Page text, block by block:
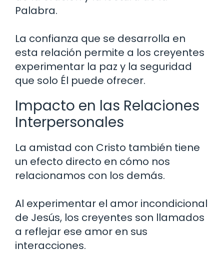
Palabra.
La confianza que se desarrolla en
esta relación permite a los creyentes
experimentar la paz y la seguridad
que solo Él puede ofrecer.
Impacto en las Relaciones
Interpersonales
La amistad con Cristo también tiene
un efecto directo en cómo nos
relacionamos con los demás.
Al experimentar el amor incondicional
de Jesús, los creyentes son llamados
a reflejar ese amor en sus
interacciones.